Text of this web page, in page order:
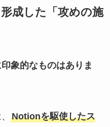
成した「攻めの施
象的なものはありま
Notionを駆使したス